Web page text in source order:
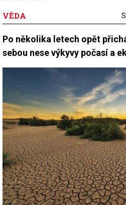
VĚDA
Po několika letech opět
sebou nese výkyvy počasí a